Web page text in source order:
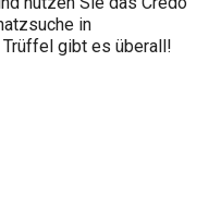
in
gibt es überall!